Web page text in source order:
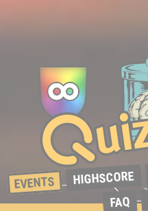
EVENTS HIGHSCORE
FAQ